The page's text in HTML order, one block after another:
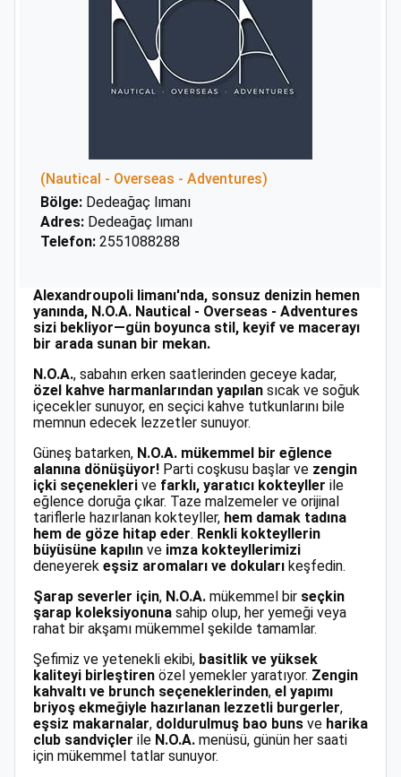
(Nautical - Overseas - Adventures)
Bölge: Dedeağaç‬ lımanı
Adres: Dedeağaç‬ lımanı
Telefon: 2551088288
Alexandroupoli limanı'nda, sonsuz denizin hemen
yanında, N.O.A. Nautical - Overseas - Adventures
sizi bekliyor—gün boyunca stil, keyif ve macerayı
bir arada sunan bir mekan.
N.O.A., sabahın erken saatlerinden geceye kadar,
özel kahve harmanlarından yapılan sıcak ve soğuk
içecekler sunuyor, en seçici kahve tutkunlarını bile
memnun edecek lezzetler sunuyor.
Güneş batarken, N.O.A. mükemmel bir eğlence
alanına dönüşüyor! Parti coşkusu başlar ve zengin
içki seçenekleri ve farklı, yaratıcı kokteyller ile
eğlence doruğa çıkar. Taze malzemeler ve orijinal
tariflerle hazırlanan kokteyller, hem damak tadına
hem de göze hitap eder. Renkli kokteyllerin
büyüsüne kapılın ve imza kokteyllerimizi
deneyerek eşsiz aromaları ve dokuları keşfedin.
Şarap severler için, N.O.A. mükemmel bir seçkin
şarap koleksiyonuna sahip olup, her yemeği veya
rahat bir akşamı mükemmel şekilde tamamlar.
Şefimiz ve yetenekli ekibi, basitlik ve yüksek
kaliteyi birleştiren özel yemekler yaratıyor. Zengin
kahvaltı ve brunch seçeneklerinden, el yapımı
briyoş ekmeğiyle hazırlanan lezzetli burgerler,
eşsiz makarnalar, doldurulmuş bao buns ve harika
club sandviçler ile N.O.A. menüsü, günün her saati
için mükemmel tatlar sunuyor.